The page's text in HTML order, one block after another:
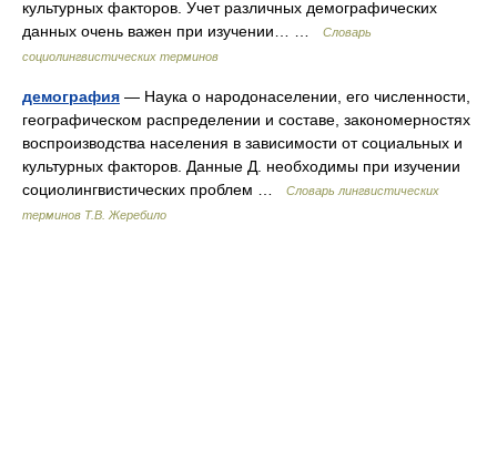
культурных факторов. Учет различных демографических
данных очень важен при изучении… …
Словарь
социолингвистических терминов
демография — Наука о народонаселении, его численности,
географическом распределении и составе, закономерностях
воспроизводства населения в зависимости от социальных и
культурных факторов. Данные Д. необходимы при изучении
социолингвистических проблем …
Словарь лингвистических
терминов Т.В. Жеребило